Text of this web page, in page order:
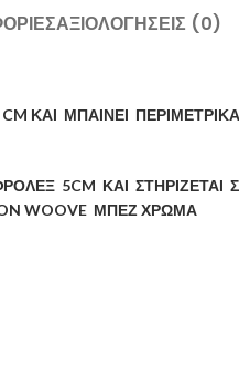
ΑΞΙΟΛΟΓΉΣΕΙΣ (0)
ΚΑΙ ΜΠΑΙΝΕΙ
5CM ΚΑΙ
WOOVE ΜΠΕΖ ΧΡΩΜΑ